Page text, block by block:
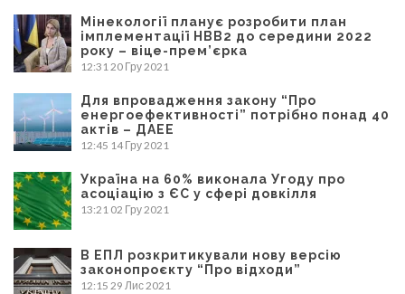
Мінекології планує розробити план
імплементації НВВ2 до середини 2022
року – віце-прем’єрка
12:3120 Гру 2021
Для впровадження закону “Про
енергоефективності” потрібно понад 40
актів – ДАЕЕ
12:45 14 Гру 2021
Україна на 60% виконала Угоду про
асоціацію з ЄС у сфері довкілля
13:21 02 Гру 2021
В ЕПЛ розкритикували нову версію
законопроєкту “Про відходи”
12:15 29 Лис 2021